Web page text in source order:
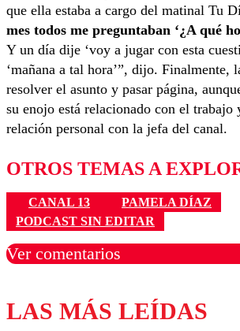
que ella estaba a cargo del matinal Tu
mes todos me preguntaban ‘¿A qué
Y un día dije ‘voy a jugar con esta
‘mañana a tal hora’”, dijo. Finalmente,
resolver el asunto y pasar página,
su enojo está relacionado con el trabajo
relación personal con la jefa del canal.
OTROS TEMAS A
CANAL 13
PAMELA DÍAZ
PODCAST SIN EDITAR
Ver comentarios
Los comentarios son moderados para
diálogo respetuoso.
LAS MÁS LEÍDAS